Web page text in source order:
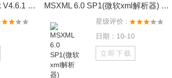
Microsoft.NET Framework V4.6.1 正式版 MSXML 6.0 SP1(微软xml解析器) V6.10.1129.0
星级评价 :
日期：10-10
立即下载